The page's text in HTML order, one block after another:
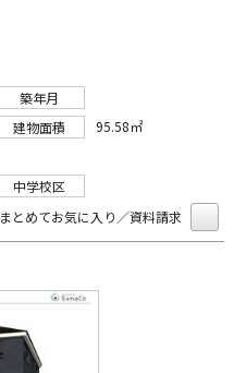
築年月
建物面積
95.58㎡
中学校区
まとめてお気に入り／資料請求